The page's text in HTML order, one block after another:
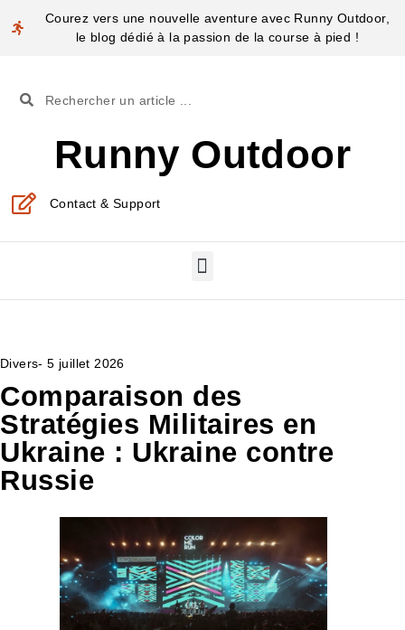
Courez vers une nouvelle aventure avec Runny Outdoor,
le blog dédié à la passion de la course à pied !
Runny Outdoor
Contact & Support
Divers- 5 juillet 2026
Comparaison des
Stratégies Militaires en
Ukraine : Ukraine contre
Russie